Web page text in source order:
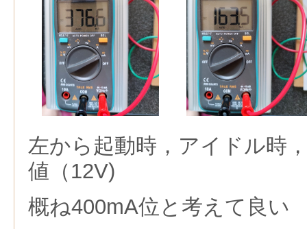
左から起動時，アイドル時
値（12V)
概ね400mA位と考えて良い